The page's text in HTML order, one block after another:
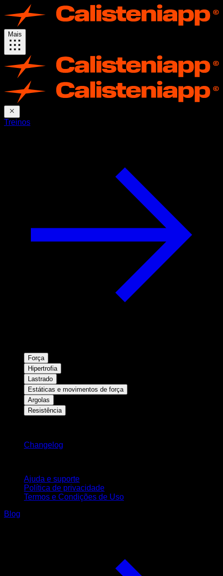
Mais
Treinos
Força
Hipertrofia
Lastrado
Estáticas e movimentos de força
Argolas
Resistência
Changelog
Ajuda e suporte
Política de privacidade
Termos e Condições de Uso
Blog